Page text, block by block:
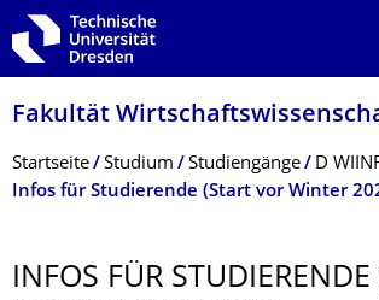
Zur Hauptnavigation springen
Zur Suche springen
Zum Inhalt springen
Fakultät
Breadcrumb-Menü
Startseite Studium Studiengänge
D
Infos für Studierende (Start vor Winter
INFOS FÜR STUDIERENDE